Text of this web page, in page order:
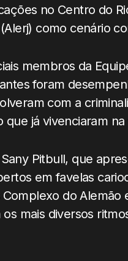
no Centro do
como cenário
membros da
foram
com a
já vivenciaram na
Pitbull, que
em favelas
do
mais diversos